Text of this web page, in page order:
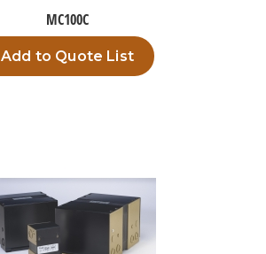
MC100C
Add to Quote List